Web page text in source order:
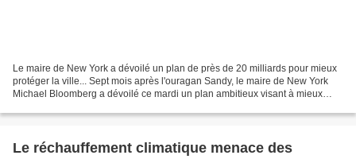
Le maire de New York a dévoilé un plan de près de 20 milliards pour mieux
protéger la ville... Sept mois après l'ouragan Sandy, le maire de New York
Michael Bloomberg a dévoilé ce mardi un plan ambitieux visant à mieux
Le réchauffement climatique menace des